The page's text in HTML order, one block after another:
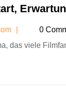
0
das viele